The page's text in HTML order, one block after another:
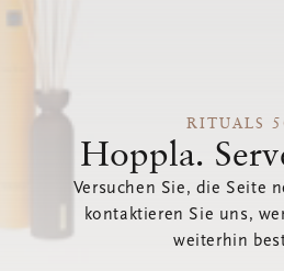
RITUALS
Hoppla.
Versuchen Sie, die Seite
kontaktieren Sie uns,
weiterhin